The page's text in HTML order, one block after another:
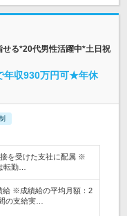
る*20代男性活躍中*土日祝
年収930万円可★年休
を受けた支社に配属 ※
転勤…
給 ※成績給の平均月額：2
の支給実…